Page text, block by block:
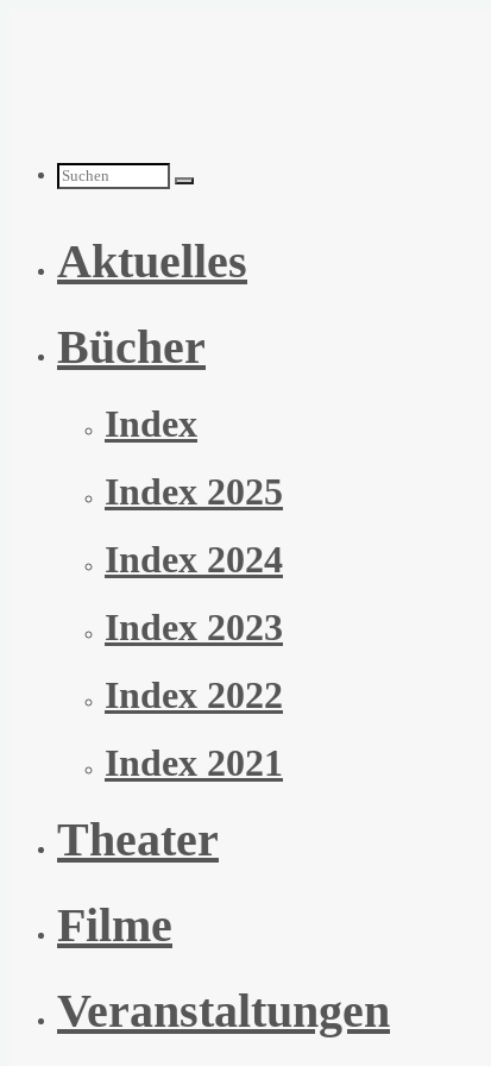
Suchen
nach:
Aktuelles
Bücher
Index
Index 2025
Index 2024
Index 2023
Index 2022
Index 2021
Theater
Filme
Veranstaltungen